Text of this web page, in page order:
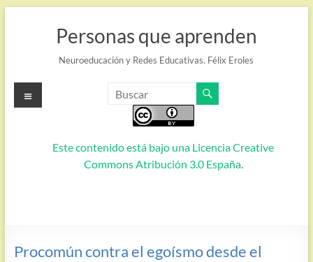
Personas que aprenden
Neuroeducación y Redes Educativas. Félix Eroles
Este contenido está bajo una Licencia Creative
Commons Atribución 3.0 España.
Menú
Procomún contra el egoísmo desde el